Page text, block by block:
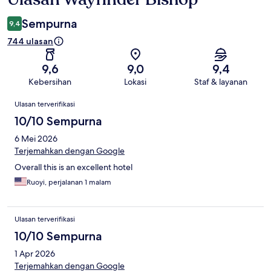
9,4 Sempurna
744 ulasan
9,6
Kebersihan
9,0
Lokasi
9,4
Staf & layanan
Ulasan
Ulasan terverifikasi
10/10 Sempurna
6 Mei 2026
Terjemahkan dengan Google
Overall this is an excellent hotel
Ruoyi, perjalanan 1 malam
Ulasan terverifikasi
10/10 Sempurna
1 Apr 2026
Terjemahkan dengan Google